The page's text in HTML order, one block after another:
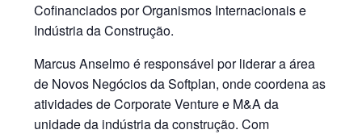
Cofinanciados por Organismos Internacionais e
Indústria da Construção.
Marcus Anselmo é responsável por liderar a área
de Novos Negócios da Softplan, onde coordena as
atividades de Corporate Venture e M&A da
unidade da indústria da construção. Com